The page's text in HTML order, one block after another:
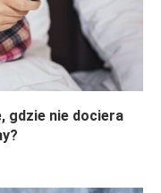
gdzie nie dociera